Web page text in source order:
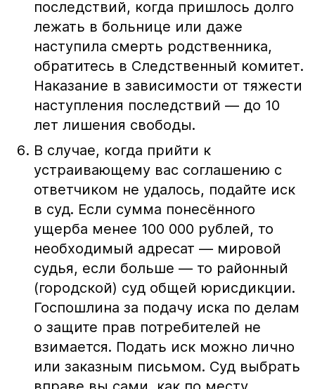
последствий, когда пришлось долго
лежать в больнице или даже
наступила смерть родственника,
обратитесь в Следственный комитет.
Наказание в зависимости от тяжести
наступления последствий — до 10
лет лишения свободы.
В случае, когда прийти к
устраивающему вас соглашению с
ответчиком не удалось, подайте иск
в суд. Если сумма понесённого
ущерба менее 100 000 рублей, то
необходимый адресат — мировой
судья, если больше — то районный
(городской) суд общей юрисдикции.
Госпошлина за подачу иска по делам
о защите прав потребителей не
взимается. Подать иск можно лично
или заказным письмом. Суд выбрать